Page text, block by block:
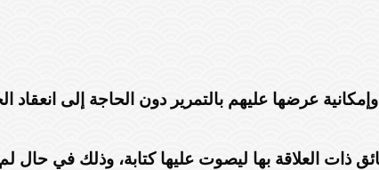
عرضها عليهم بالتمرير دون الحاجة إلى انعقاد
ذات العلاقة بها ليصوت عليها كتابة، وذلك في